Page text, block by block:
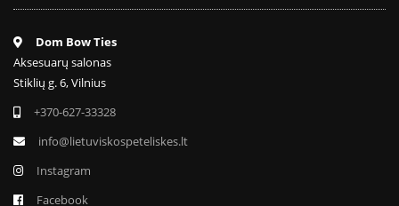
Dom Bow Ties
Aksesuarų salonas
Stiklių g. 6, Vilnius
+370-627-33328
info@lietuviskospeteliskes.lt
Instagram
Facebook